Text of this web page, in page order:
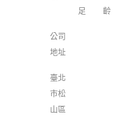
足
齡
公司
地址
臺北
市松
山區